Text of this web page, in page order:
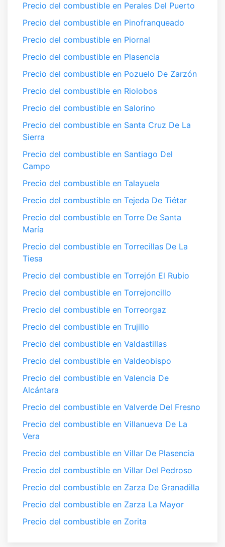
Precio del combustible en Perales Del Puerto
Precio del combustible en Pinofranqueado
Precio del combustible en Piornal
Precio del combustible en Plasencia
Precio del combustible en Pozuelo De Zarzón
Precio del combustible en Riolobos
Precio del combustible en Salorino
Precio del combustible en Santa Cruz De La
Sierra
Precio del combustible en Santiago Del
Campo
Precio del combustible en Talayuela
Precio del combustible en Tejeda De Tiétar
Precio del combustible en Torre De Santa
María
Precio del combustible en Torrecillas De La
Tiesa
Precio del combustible en Torrejón El Rubio
Precio del combustible en Torrejoncillo
Precio del combustible en Torreorgaz
Precio del combustible en Trujillo
Precio del combustible en Valdastillas
Precio del combustible en Valdeobispo
Precio del combustible en Valencia De
Alcántara
Precio del combustible en Valverde Del Fresno
Precio del combustible en Villanueva De La
Vera
Precio del combustible en Villar De Plasencia
Precio del combustible en Villar Del Pedroso
Precio del combustible en Zarza De Granadilla
Precio del combustible en Zarza La Mayor
Precio del combustible en Zorita